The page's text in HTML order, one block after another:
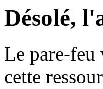
Désolé,
Le pare-feu
cette